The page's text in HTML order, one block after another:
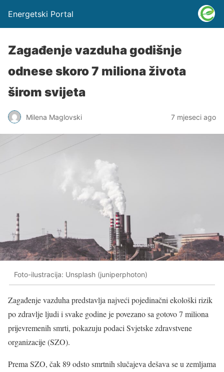
Energetski Portal
Zagađenje vazduha godišnje
odnese skoro 7 miliona života
širom svijeta
Milena Maglovski 7 mjeseci ago
Foto-ilustracija: Unsplash (juniperphoton)
Zagađenje vazduha predstavlja najveći pojedinačni ekološki rizik
po zdravlje ljudi i svake godine je povezano sa gotovo 7 miliona
prijevremenih smrti, pokazuju podaci Svjetske zdravstvene
organizacije (SZO).
Prema SZO, čak 89 odsto smrtnih slučajeva dešava se u zemljama